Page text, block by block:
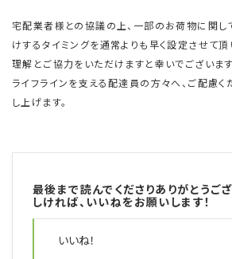
宅配業者様との協議の上、一部のお荷物に関し
けするタイミングを通常よりも早く設定させて頂
理解とご協力をいただけますと幸いでございます
ライフラインを支える配達員の方々へ、ご配慮く
し上げます。
最後まで読んでくださりありがとうご
しければ、いいねをお願いします！
いいね！